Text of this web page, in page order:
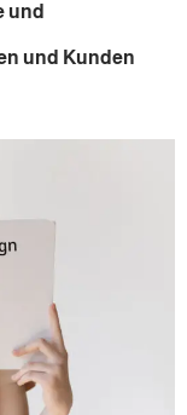
und
und Kunden